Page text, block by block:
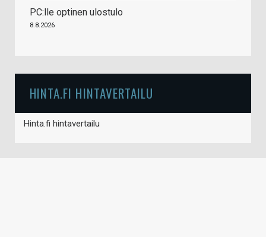
PC:lle optinen ulostulo
8.8.2026
HINTA.FI HINTAVERTAILU
Hinta.fi hintavertailu